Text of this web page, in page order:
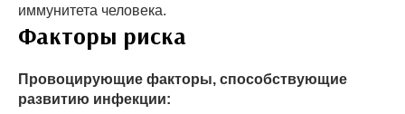
иммунитета человека.
Факторы риска
Провоцирующие факторы, способствующие
развитию инфекции: